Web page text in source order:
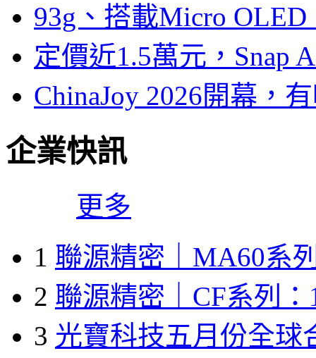
93g、搭載Micro
定價近1.5萬元，Snap
ChinaJoy 2026開幕，
企業快訊
更多
1 聯源精密｜MA60系
2 聯源精密｜CF系列：
3 光寶科技五月份全球